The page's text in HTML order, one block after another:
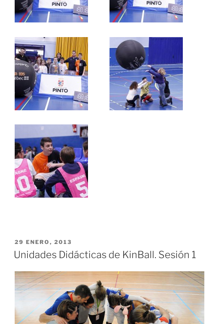
PUBLICADO
EL
29 ENERO, 2013
Unidades Didácticas de KinBall. Sesión 1